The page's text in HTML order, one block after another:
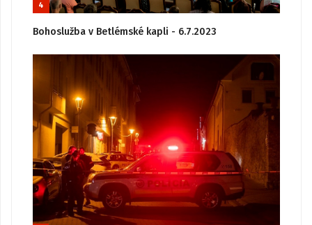
4
Bohoslužba v Betlémské kapli - 6.7.2023